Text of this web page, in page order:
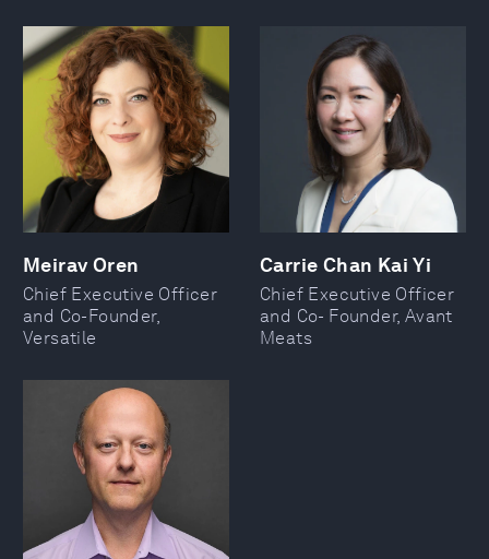
Meirav Oren
Chief Executive Officer
and Co-Founder,
Versatile
Carrie Chan Kai Yi
Chief Executive Officer
and Co- Founder, Avant
Meats